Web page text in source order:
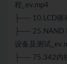
程_ev.mp4
├── 10.LCD驱
├── 25.NAND
设备及测试
├── 75.342内